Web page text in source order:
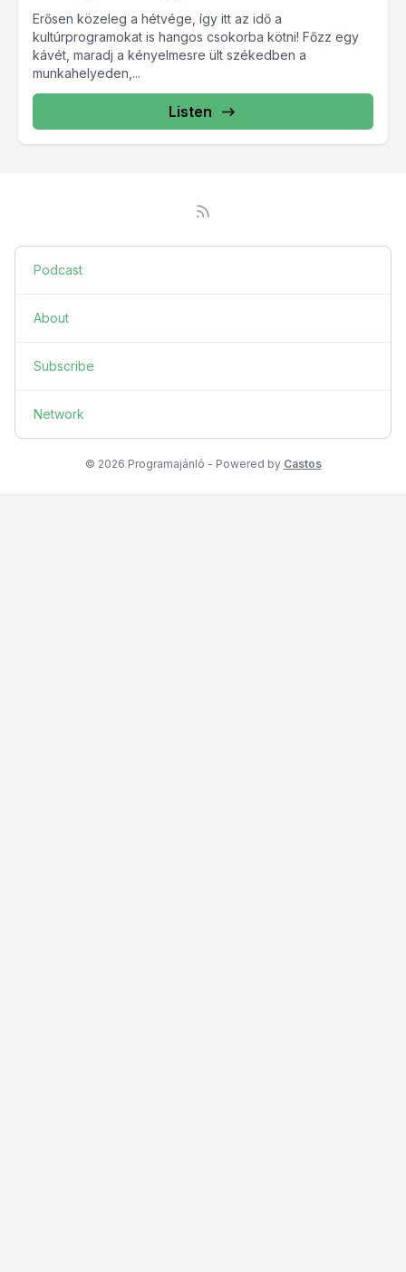
Erősen közeleg a hétvége, így itt az idő a
kultúrprogramokat is hangos csokorba kötni! Főzz egy
kávét, maradj a kényelmesre ült székedben a
munkahelyeden,...
Listen
Podcast
About
Subscribe
Network
© 2026 Programajánló - Powered by Castos